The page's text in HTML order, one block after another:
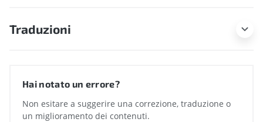
Traduzioni
Hai notato un errore?
Non esitare a suggerire una correzione, traduzione o
un miglioramento dei contenuti.